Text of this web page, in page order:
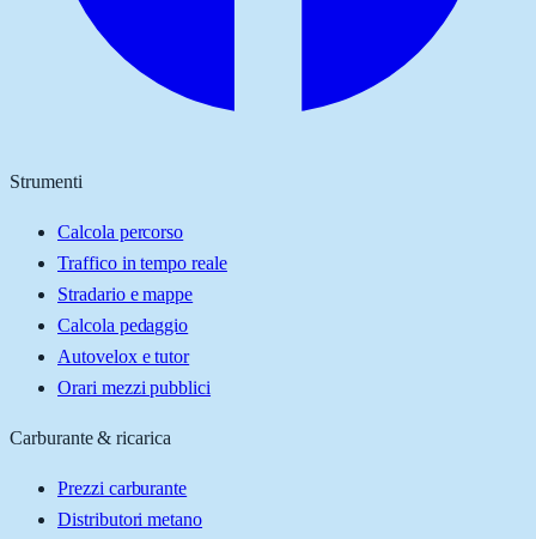
Strumenti
Calcola percorso
Traffico in tempo reale
Stradario e mappe
Calcola pedaggio
Autovelox e tutor
Orari mezzi pubblici
Carburante & ricarica
Prezzi carburante
Distributori metano